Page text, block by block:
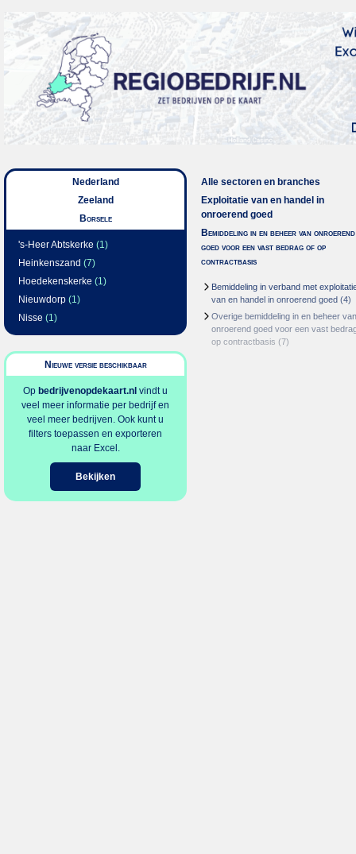
Nederland
Zeeland
Borsele
's-Heer Abtskerke (1)
Heinkenszand (7)
Hoedekenskerke (1)
Nieuwdorp (1)
Nisse (1)
Nieuwe versie beschikbaar
Op bedrijvenopdekaart.nl vindt u
veel meer informatie per bedrijf en
veel meer bedrijven. Ook kunt u
filters toepassen en exporteren
naar Excel.
Bekijken
Alle sectoren en branches
Exploitatie van en handel in
onroerend goed
Bemiddeling in en beheer van onroerend
goed voor een vast bedrag of op
contractbasis
Bemiddeling in verband met
van en handel in onroerend goed (4)
Overige bemiddeling in en beheer van
onroerend goed voor een vast
op contractbasis (7)